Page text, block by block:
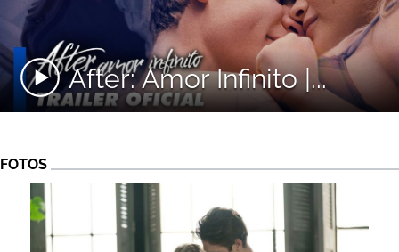
After: Amor Infinito |...
FOTOS